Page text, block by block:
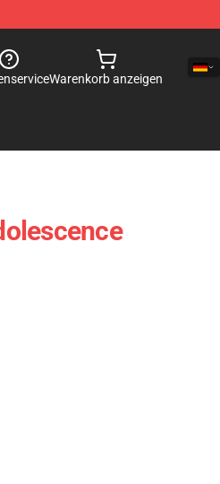
Warenkorb anzeigen